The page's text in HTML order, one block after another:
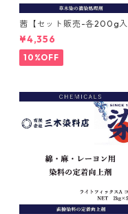
茜【セット販売-各200g入
り】｜インド茜と西洋茜
¥4,356
10%OFF